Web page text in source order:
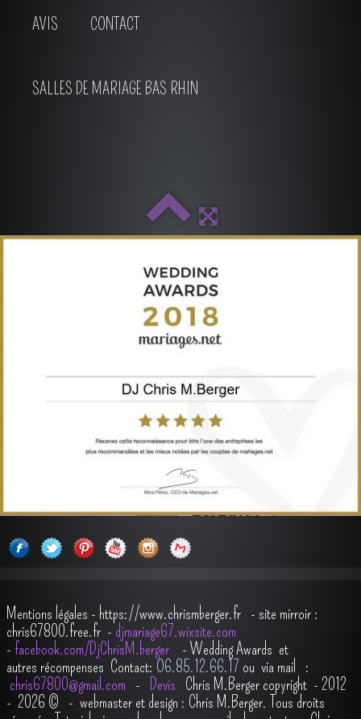
AVIS CONTACT
SALLES DE MARIAGE BAS RHIN
Mentions légales - https://www.chrismberger.fr - site mirroir :
chris67800.free.fr - djmariage67.wixsite.com
- facebook.com/DjChrisM.berger - Wedding Awards et
autres récompenses Contact: O6.85.12.66.17 ou via mail :
chris67800@gmail.com - Devis Chris M.Berger copyright - 2012
- 2026 © - webmaster et design : Chris M.Berger. Tous droits